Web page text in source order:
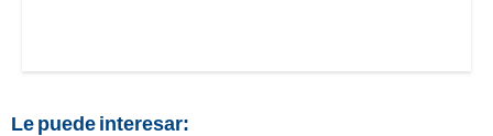
Le puede interesar: